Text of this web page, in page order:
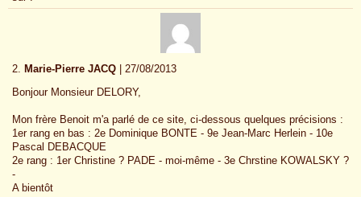
2. Marie-Pierre JACQ
| 27/08/2013
Bonjour Monsieur DELORY,
Mon frère Benoit m'a parlé de ce site, ci-dessous quelques précisions :
1er rang en bas : 2e Dominique BONTE - 9e Jean-Marc Herlein - 10e
Pascal DEBACQUE
2e rang : 1er Christine ? PADE - moi-même - 3e Chrstine KOWALSKY ?
-
A bientôt